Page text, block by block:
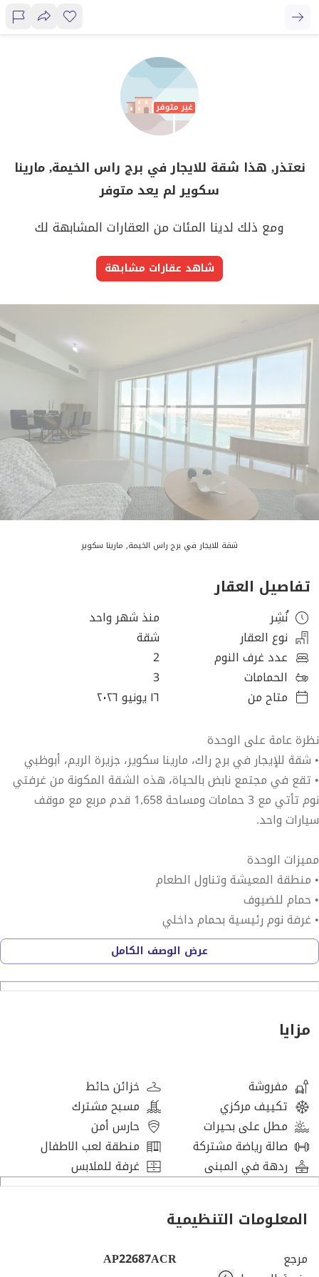
نعتذر, هذا شقة للايجار في برج راس الخيمة, مارينا
سكوير لم يعد متوفر
ومع ذلك لدينا المئات من العقارات المشابهة لك
شاهد عقارات مشابهة
شقة للايجار في برج راس الخيمة, مارينا سكوير
تفاصيل العقار
نُشِر
منذ شهر واحد
نوع العقار
شقة
عدد غرف النوم
2
الحمامات
3
متاح من
١٦ يونيو ٢٠٢٦
نظرة عامة على الوحدة
• شقة للإيجار في برج راك، مارينا سكوير، جزيرة الريم، أبوظبي
• تقع في مجتمع نابض بالحياة، هذه الشقة المكونة من غرفتي
نوم تأتي مع 3 حمامات ومساحة 1,658 قدم مربع مع موقف
سيارات واحد.
مميزات الوحدة
• منطقة المعيشة وتناول الطعام
• حمام للضيوف
• غرفة نوم رئيسية بحمام داخلي
• مطبخ مغلق
• تكييف مركزي
• حمام سباحة
• صالة ألعاب رياضية
• أمن على مدار الساعة طوال أيام الأسبوع
• موقف سيارات في الطابق السفلي
الأماكن القريبة
• حديقة ريم المركزية
• جاليريا مول
• مستشفى كليفلاند كلينك
عرض الوصف الكامل
مزايا
مفروشة
خزائن حائط
تكييف مركزي
مسبح مشترك
مطل على بحيرات
حارس أمن
صالة رياضة مشتركة
منطقة لعب الاطفال
ردهة في المبنى
غرفة للملابس
المعلومات التنظيمية
مرجع
AP22687ACR